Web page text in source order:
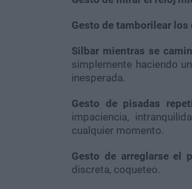
Gesto de tamborilear
Silbar mientras se
simplemente haciendo
inesperada.
Gesto de pisadas
impaciencia,
cualquier momento.
Gesto de arreglarse el
discreta, coqueteo.